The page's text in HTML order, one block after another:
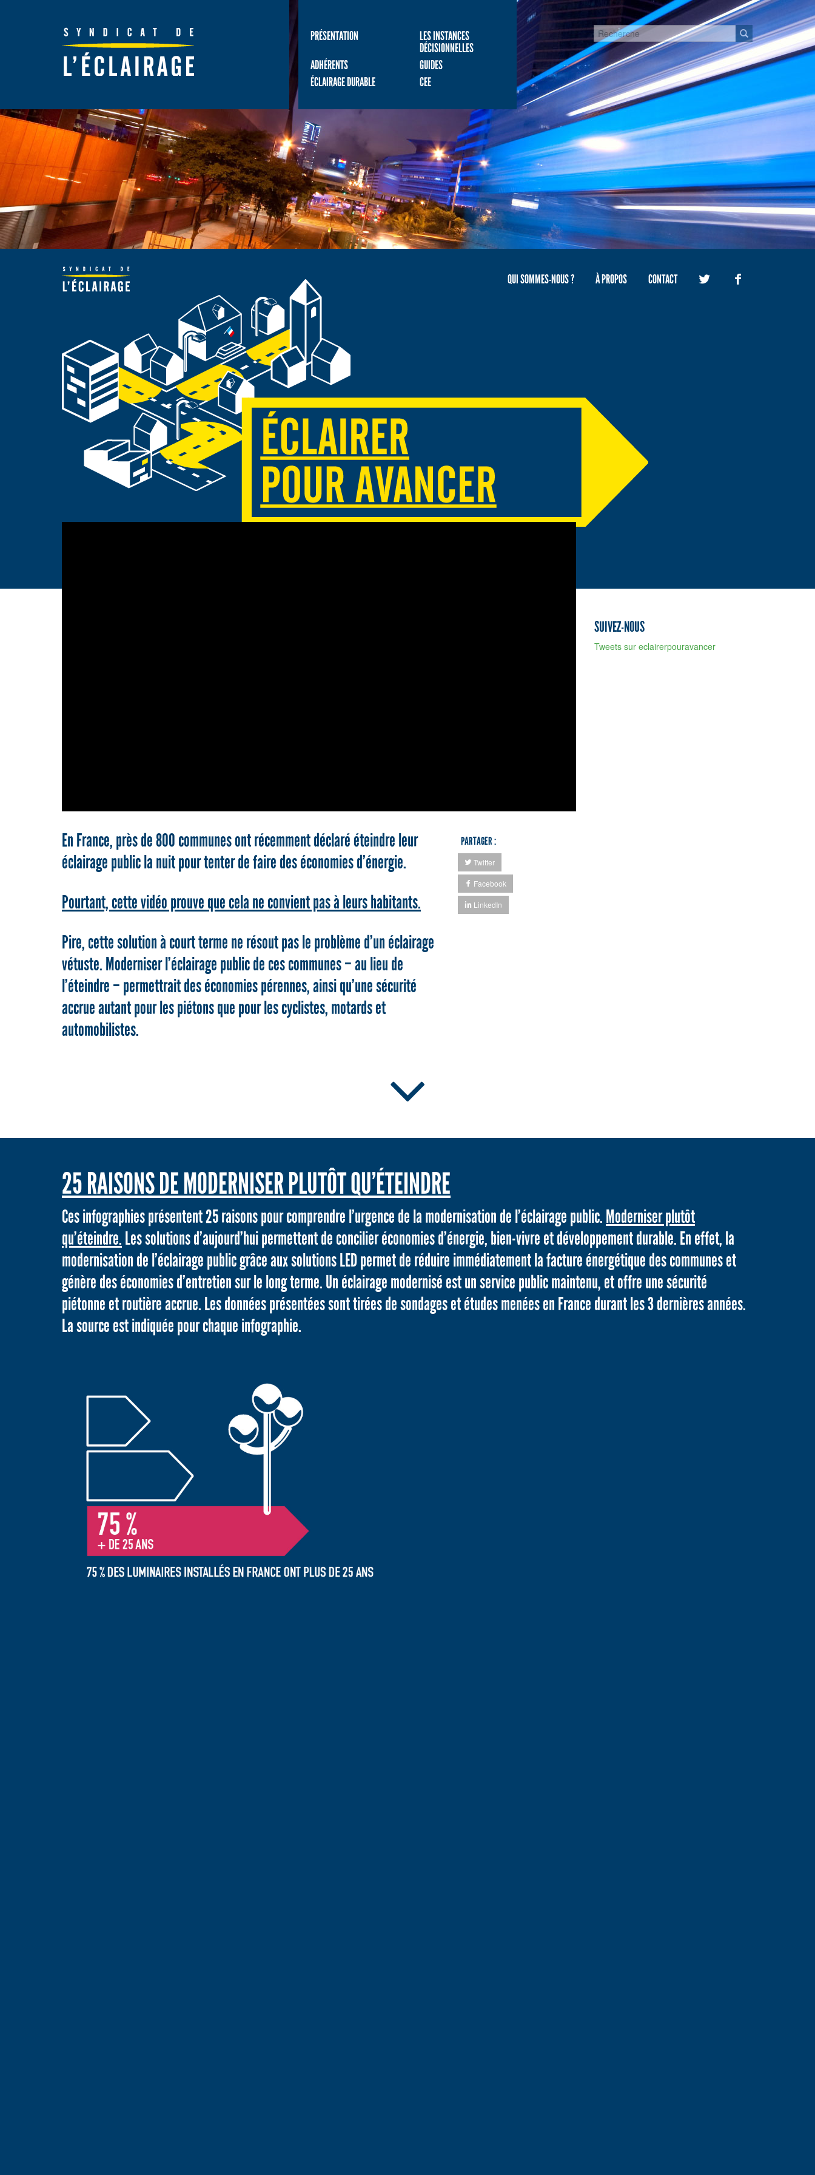
PRÉSENTATION
LES INSTANCES
DÉCISIONNELLES
ADHÉRENTS
GUIDES
ÉCLAIRAGE DURABLE
CEE
QUI SOMMES-NOUS ? À PROPOS CONTACT
En France, près de 800 communes ont récemment déclaré éteindre leur
éclairage public la nuit pour tenter de faire des économies d’énergie.
Pourtant, cette vidéo prouve que cela ne convient pas à leurs habitants.
Pire, cette solution à court terme ne résout pas le problème d’un éclairage
vétuste. Moderniser l’éclairage public de ces communes – au lieu de
l’éteindre – permettrait des économies pérennes, ainsi qu’une sécurité
accrue autant pour les piétons que pour les cyclistes, motards et
automobilistes.
PARTAGER :
Twitter
Facebook
LinkedIn
SUIVEZ-NOUS
Tweets sur eclairerpouravancer
25 RAISONS DE MODERNISER PLUTÔT QU’ÉTEINDRE
Ces infographies présentent 25 raisons pour comprendre l’urgence de la modernisation de l’éclairage public.Moderniser plutôt
qu’éteindre.Les solutions d’aujourd’hui permettent de concilier économies d’énergie, bien-vivre et développement durable. En effet, la
modernisation de l’éclairage public grâce aux solutions LED permet de réduire immédiatement la facture énergétique des communes et
génère des économies d’entretien sur le long terme. Un éclairage modernisé est un service public maintenu, et offre une sécurité
piétonne et routière accrue. Les données présentées sont tirées de sondages et études menées en France durant les 3 dernières années.
La source est indiquée pour chaque infographie.